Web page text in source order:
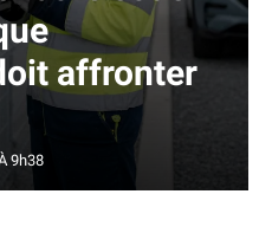
affronter
9h38